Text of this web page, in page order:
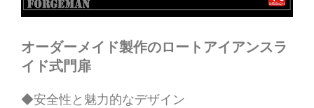
オーダーメイド製作のロートアイアンスラ
イド式門扉
◆安全性と魅力的なデザイン